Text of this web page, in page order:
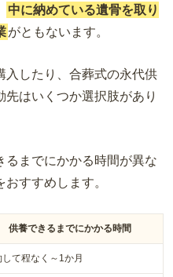
中に納めている遺骨を取り
がともないます。
入したり、合葬式の永代供
はいくつか選択肢があり
るまでにかかる時間が異な
すすめします。
供養できるまでにかかる時間
して程なく～1か月